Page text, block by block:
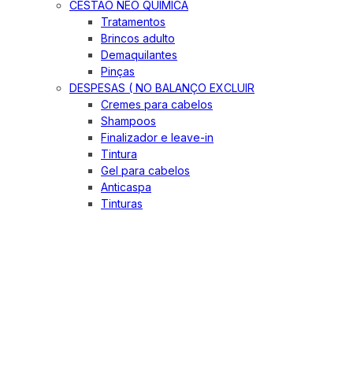
CESTÃO NEO QUIMICA
Tratamentos
Brincos adulto
Demaquilantes
Pinças
DESPESAS ( NO BALANÇO EXCLUIR
Cremes para cabelos
Shampoos
Finalizador e leave-in
Tintura
Gel para cabelos
Anticaspa
Tinturas